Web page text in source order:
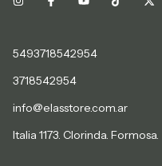
5493718542954
3718542954
info@elasstore.com.ar
Italia 1173. Clorinda. Formosa.